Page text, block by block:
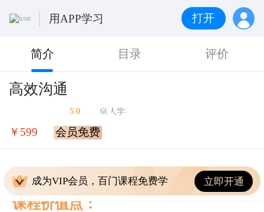
用APP学习 打开
简介 目录 评价
高效沟通
5.0 66人学习
￥599 会员免费
成为VIP会员，百门课程免费学 立即开通
课程价值点：